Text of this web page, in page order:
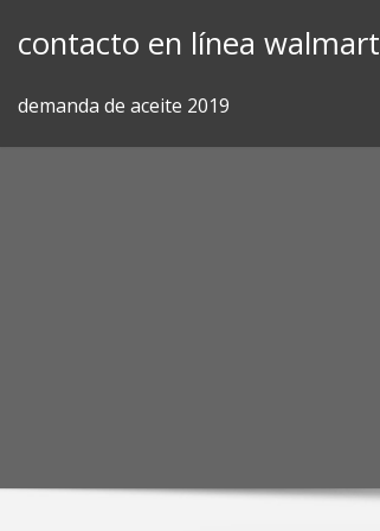
contacto en línea walmart
demanda de aceite 2019